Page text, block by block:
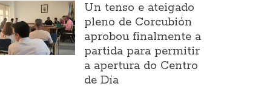
Un tenso e ateigado
pleno de Corcubión
aprobou finalmente a
partida para permitir
a apertura do Centro
de Día